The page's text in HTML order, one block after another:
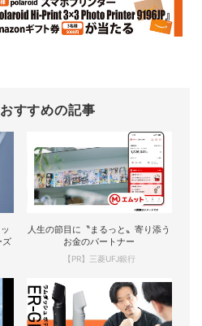
すすめの記事
ズ
人生の節目に〝まるっと〟寄り添う
お金のパートナー
【PR】三菱UFJ銀行